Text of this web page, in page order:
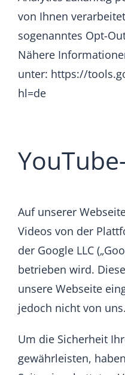
von Ihnen
sogenanntes Opt-
Nähere
unter: https://
hl=de
Auf unserer
Videos von der
der Google LLC
betrieben wird.
unsere Webseite
jedoch nicht von uns.
Um die Sicherheit
gewährleisten,